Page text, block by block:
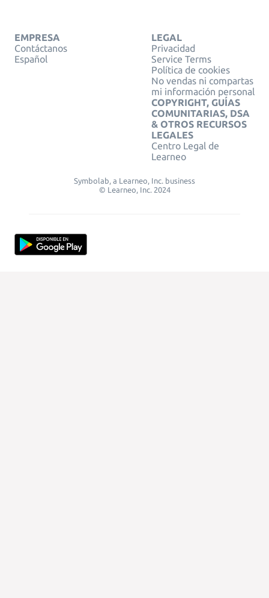
EMPRESA
Contáctanos
Español
LEGAL
Privacidad
Service Terms
Política de cookies
No vendas ni compartas
mi información personal
COPYRIGHT, GUÍAS
COMUNITARIAS, DSA
& OTROS RECURSOS
LEGALES
Centro Legal de
Learneo
Symbolab, a Learneo, Inc. business
© Learneo, Inc. 2024